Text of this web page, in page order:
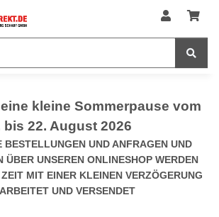
kleine Sommerpause vom
bis 22. August 2026
BESTELLUNGEN UND ANFRAGEN UND
ÜBER UNSEREN ONLINESHOP WERDEN
MIT EINER KLEINEN VERZÖGERUNG
UND VERSENDET